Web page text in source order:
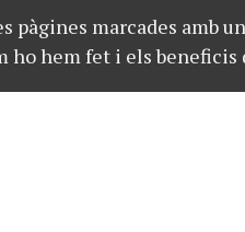
marcades amb
ho hem fet i els beneficis